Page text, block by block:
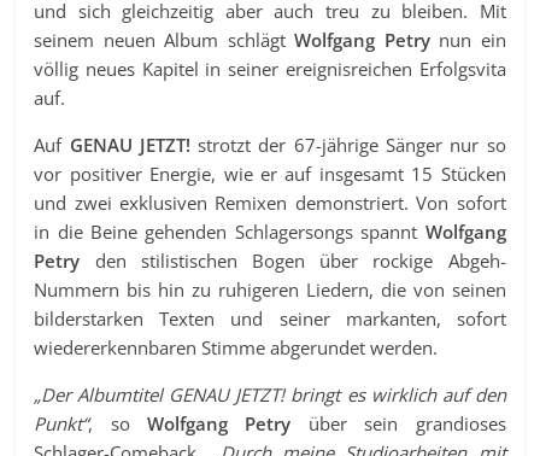
und sich gleichzeitig aber auch treu zu bleiben. Mit
seinem neuen Album schlägtWolfgang Petrynun ein
völlig neues Kapitel in seiner ereignisreichen Erfolgsvita
auf.
Auf GENAU JETZT! strotzt der 67-jährige Sänger nur so
vor positiver Energie, wie er auf insgesamt 15 Stücken
und zwei exklusiven Remixen demonstriert. Von sofort
in die Beine gehenden Schlagersongs spannt Wolfgang
Petry den stilistischen Bogen über rockige Abgeh-
Nummern bis hin zu ruhigeren Liedern, die von seinen
bilderstarken Texten und seiner markanten, sofort
wiedererkennbaren Stimme abgerundet werden.
„Der Albumtitel GENAU JETZT! bringt es wirklich auf den
Punkt“, soWolfgang Petry über sein grandioses